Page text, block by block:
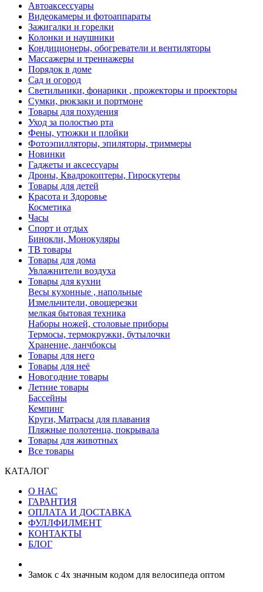
Автоаксессуары
Видеокамеры и фотоаппараты
Зажигалки и горелки
Колонки и наушники
Кондиционеры, обогреватели и вентиляторы
Массажеры и треннажеры
Порядок в доме
Сад и огород
Светильники, фонарики , прожекторы и проекторы
Сумки, рюкзаки и портмоне
Товары для похудения
Уход за полостью рта
Фены, утюжки и плойки
Фотоэпилляторы, эпиляторы, триммеры
Новинки
Гаджеты и аксессуары
Дроны, Квадрокоптеры, Гироскутеры
Товары для детей
Красота и Здоровье
Косметика
Часы
Спорт и отдых
Бинокли, Монокуляры
ТВ товары
Товары для дома
Увлажнители воздуха
Товары для кухни
Весы кухонные , напольные
Измельчители, овощерезки
мелкая бытовая техника
Наборы ножей, столовые приборы
Термосы, термокружки, бутылочки
Хранение, ланчбоксы
Товары для него
Товары для неё
Новогодние товары
Летние товары
Бассейны
Кемпинг
Круги, Матрасы для плавания
Пляжные полотенца, покрывала
Товары для животных
Все товары
КАТАЛОГ
О НАС
ГАРАНТИЯ
ОПЛАТА И ДОСТАВКА
ФУЛЛФИЛМЕНТ
КОНТАКТЫ
БЛОГ
Замок с 4х значным кодом для велосипеда оптом